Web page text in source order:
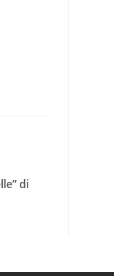
di